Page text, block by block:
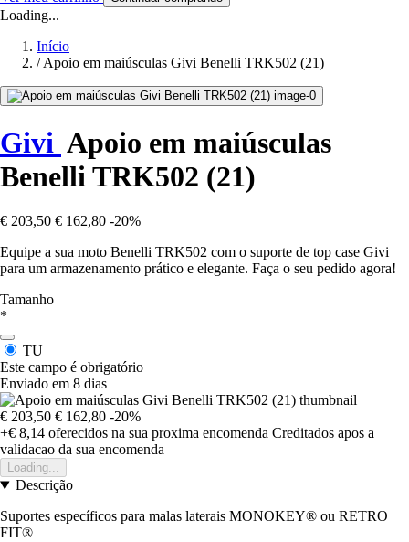
Loading...
Início
/Apoio em maiúsculas Givi Benelli TRK502 (21)
Givi Apoio em maiúsculas
Benelli TRK502 (21)
€ 203,50 € 162,80 -20%
Equipe a sua moto Benelli TRK502 com o suporte de top case Givi
para um armazenamento prático e elegante. Faça o seu pedido agora!
Tamanho
*
TU
Este campo é obrigatório
Enviado em 8 dias
€ 203,50 € 162,80 -20%
+€ 8,14 oferecidos na sua proxima encomenda Creditados apos a
validacao da sua encomenda
Loading...
Descrição
Suportes específicos para malas laterais MONOKEY® ou RETRO
FIT®